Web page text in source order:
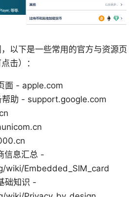
以下是一些常用的官方与资源页
击）：
面 - apple.com
帮助 - support.google.com
信息汇总 -
wiki/Embedded_SIM_card
础知识 -